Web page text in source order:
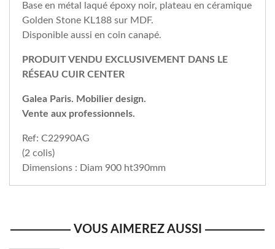
Base en métal laqué époxy noir, plateau en céramique
Golden Stone KL188 sur MDF.
Disponible aussi en coin canapé.
PRODUIT VENDU EXCLUSIVEMENT DANS LE
RÉSEAU CUIR CENTER
Galea Paris. Mobilier design.
Vente aux professionnels.
Ref: C22990AG
(2 colis)
Dimensions : Diam 900 ht390mm
VOUS AIMEREZ AUSSI